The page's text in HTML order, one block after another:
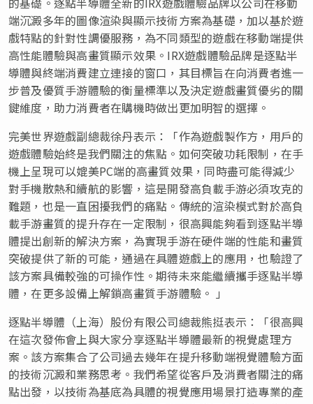
端沉澱多年的圖像渲染與顯示技術方案為基礎，加以基於遊
戲特點的針對性調優服務，為不同類型的遊戲在移動端提供
高性能體驗與高畫質顯示效果。IRX遊戲體驗品牌是逐點半
導體與終端消費建立連接的窗口，其目標旨在向消費者進一
步普及優質手游體驗的衡量標準以及決定遊戲畫質優劣的關
鍵維度，助力消費者在購機時做出更加明智的選擇。
完美世界遊戲副總裁徐丹表示：「作為遊戲製作方，用戶的
遊戲體驗始終是我們關注的焦點。如何突破功耗限制，在手
機上呈現可以媲美PC端的高畫質效果，同時盡可能得減少
對手機散熱和續航的影響，這是開發高負載手游必須攻克的
難題，也是一直困擾我們的痛點。傳統的渲染模式對於高負
載手游畫質的提升存在一定限制，很高興能夠看到逐點半導
體提出創新的解決方案，為實現手游在硬件端的性能和畫質
突破提供了新的可能，通過在具體遊戲上的應用，也驗證了
該方案具備較強的可操作性。期待未來能繼續攜手逐點半導
體，在更多設備上解鎖高畫質手游體驗。 」
逐點半導體（上海）股份有限公司總裁熊挺表示：「很高興
在這次發佈會上與大家分享逐點半導體最新的視覺處理方
案。該方案集合了公司過去幾年在提升移動端視覺體驗方面
的技術沉澱和業務思考。我們希望從客戶及消費者關注的痛
點出發，以技術為基底為具體的視覺應用場景打造專業的產